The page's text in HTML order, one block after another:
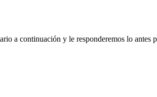
a continuación y le responderemos lo antes